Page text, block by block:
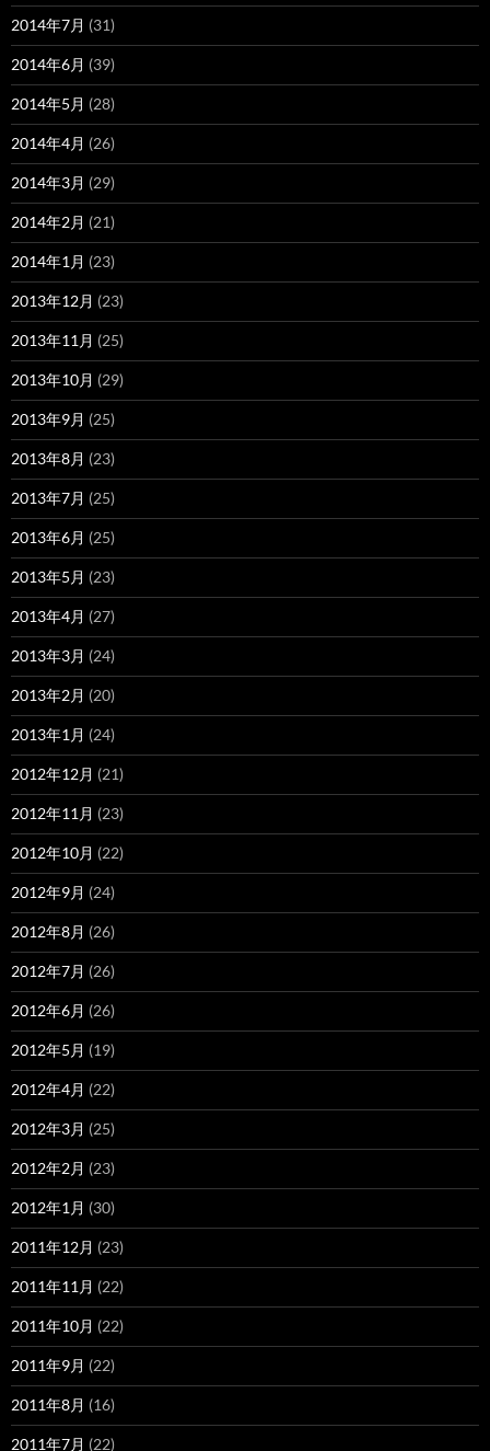
2014年7月 (31)
2014年6月 (39)
2014年5月 (28)
2014年4月 (26)
2014年3月 (29)
2014年2月 (21)
2014年1月 (23)
2013年12月 (23)
2013年11月 (25)
2013年10月 (29)
2013年9月 (25)
2013年8月 (23)
2013年7月 (25)
2013年6月 (25)
2013年5月 (23)
2013年4月 (27)
2013年3月 (24)
2013年2月 (20)
2013年1月 (24)
2012年12月 (21)
2012年11月 (23)
2012年10月 (22)
2012年9月 (24)
2012年8月 (26)
2012年7月 (26)
2012年6月 (26)
2012年5月 (19)
2012年4月 (22)
2012年3月 (25)
2012年2月 (23)
2012年1月 (30)
2011年12月 (23)
2011年11月 (22)
2011年10月 (22)
2011年9月 (22)
2011年8月 (16)
2011年7月 (22)